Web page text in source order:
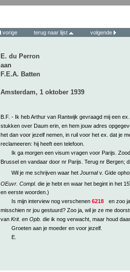
vorige terug naar lijst volgende
E. du Perron
aan
F.E.A. Batten
Amsterdam, 1 oktober 1939
B.F. - Ik heb Arthur van Rantwijk gevraagd mij een
stukken over Daum erin, en hem jouw adres
het dan voor jezelf nemen, in ruil voor het ex. dat je
reclameeren: hij heeft een telefoon.
Ik ga morgen een visum vragen voor Parijs.
Brussel en vandaar door nr Parijs. Terug nr Bergen;
Wil je me schrijven waar het Journalv. Gide
OEuvr. Compl. die je hebt en waar het begint in het 15
en eerste woorden.)
Is mijn interview nog verschenen 6218
en zoo
misschien nr jou gestuurd? Zoo ja, wil je ze me
van Krit. en Opb. die ik nog verwacht, maar houd
Groeten aan je moeder en voor jezelf.
E.